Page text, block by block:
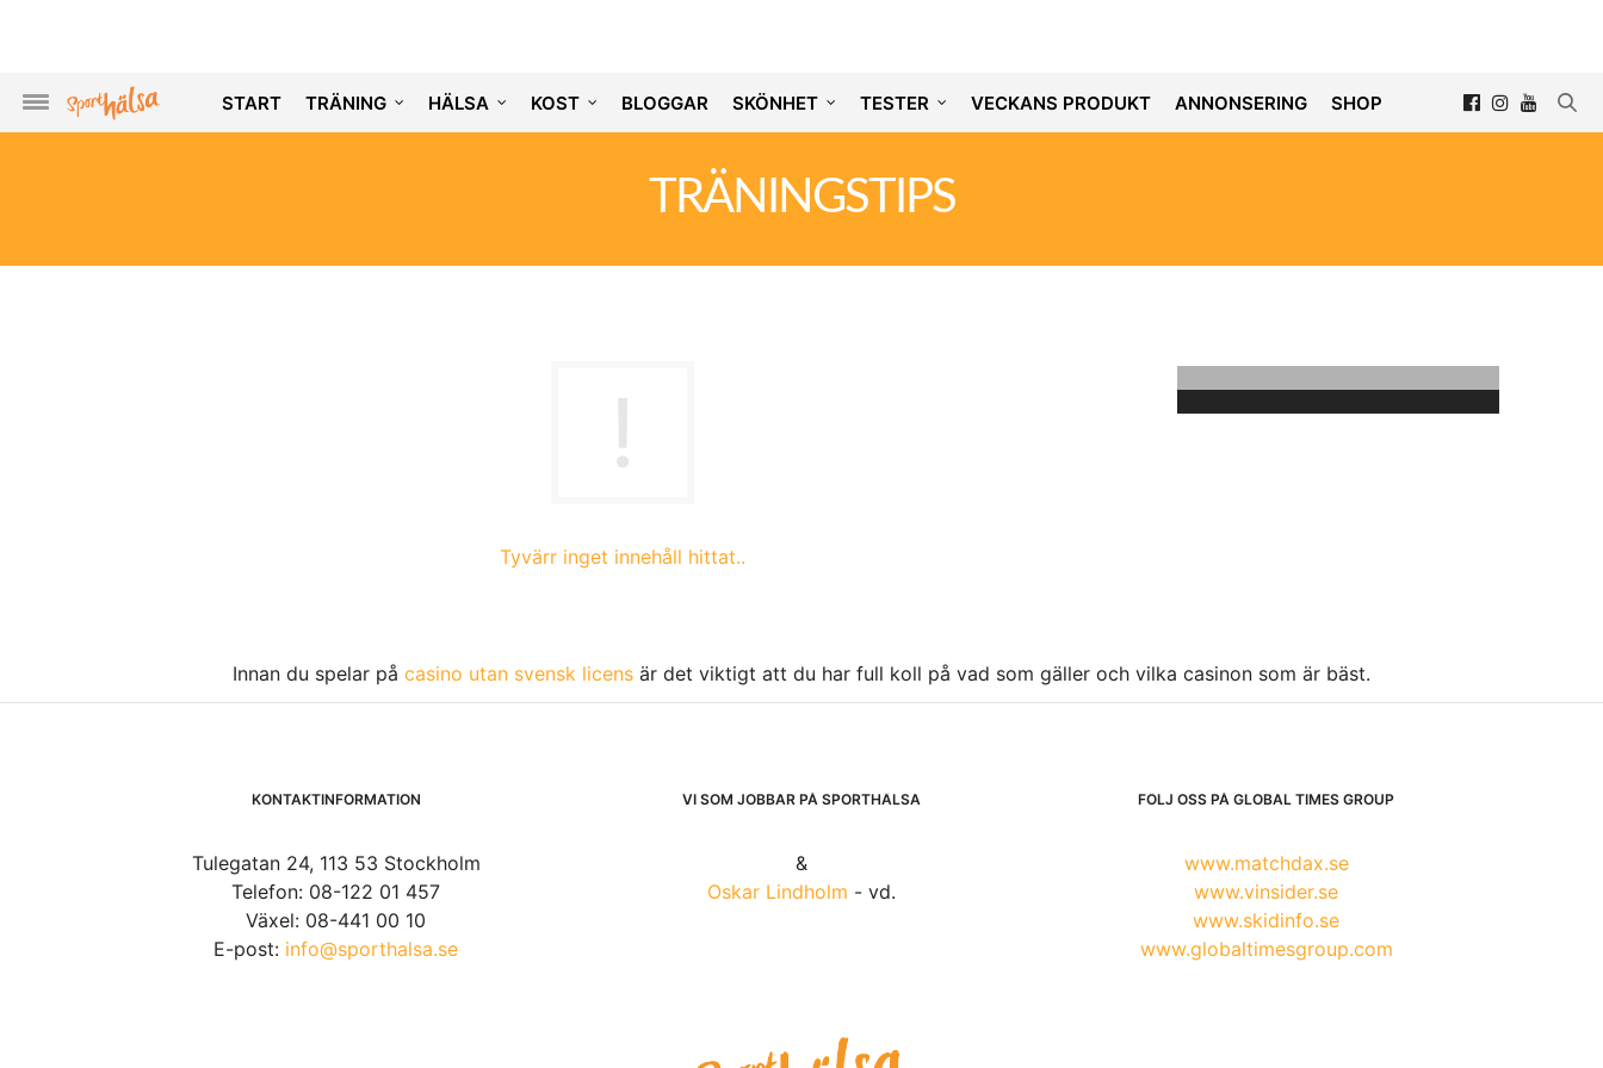
START TRÄNING HÄLSA KOST BLOGGAR SKÖNHET TESTER VECKANS PRODUKT ANNONSERING SHOP
TRÄNINGSTIPS
Tyvärr inget innehåll hittat..
Innan du spelar på casino utan svensk licens är det viktigt att du har full koll på vad som gäller och vilka casinon som är bäst.
KONTAKTINFORMATION
Tulegatan 24, 113 53 Stockholm
Telefon: 08-122 01 457
Växel: 08-441 00 10
E-post: info@sporthalsa.se
VI SOM JOBBAR PÅ SPORTHÄLSA
&
Oskar Lindholm - vd.
FÖLJ OSS PÅ GLOBAL TIMES GROUP
www.matchdax.se
www.vinsider.se
www.skidinfo.se
www.globaltimesgroup.com